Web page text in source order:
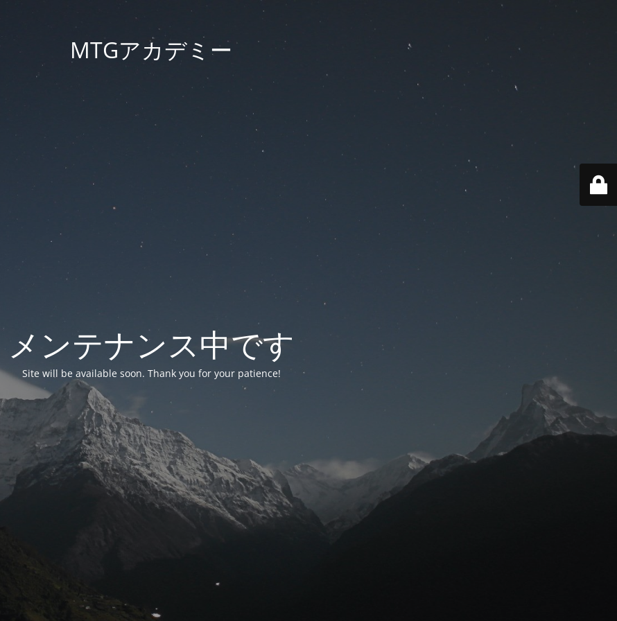
MTGアカデミー
メンテナンス中です
Site will be available soon. Thank you for your patience!